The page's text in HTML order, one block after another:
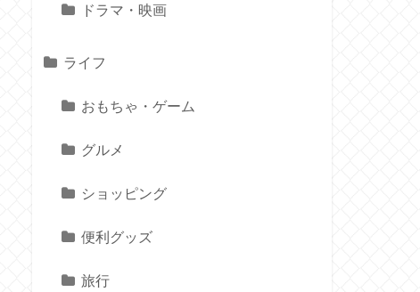
ドラマ・映画
ライフ
おもちゃ・ゲーム
グルメ
ショッピング
便利グッズ
旅行